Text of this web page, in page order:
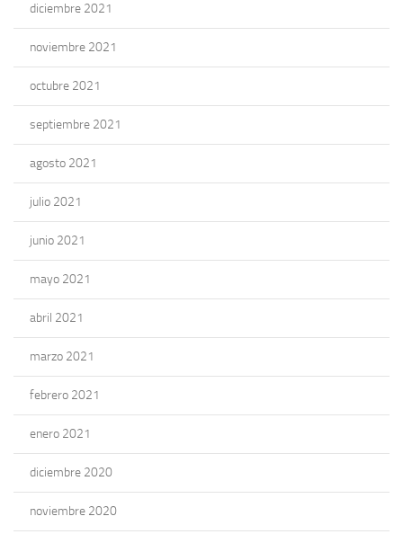
diciembre 2021
noviembre 2021
octubre 2021
septiembre 2021
agosto 2021
julio 2021
junio 2021
mayo 2021
abril 2021
marzo 2021
febrero 2021
enero 2021
diciembre 2020
noviembre 2020